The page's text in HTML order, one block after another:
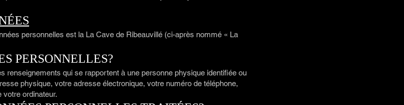
personnelles est la La Cave de Ribeauvillé (ci-après nommé « La
PERSONNELLES?
renseignements qui se rapportent à une personne physique identifiée ou
physique, votre adresse électronique, votre numéro de téléphone,
votre ordinateur.